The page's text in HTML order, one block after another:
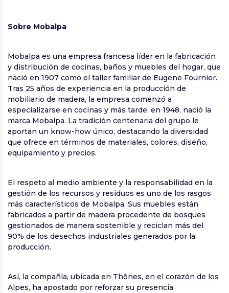
Sobre Mobalpa
Mobalpa es una empresa francesa líder en la fabricación
y distribución de cocinas, baños y muebles del hogar, que
nació en 1907 como el taller familiar de Eugene Fournier.
Tras 25 años de experiencia en la producción de
mobiliario de madera, la empresa comenzó a
especializarse en cocinas y más tarde, en 1948, nació la
marca Mobalpa. La tradición centenaria del grupo le
aportan un know-how único, destacando la diversidad
que ofrece en términos de materiales, colores, diseño,
equipamiento y precios.
El respeto al medio ambiente y la responsabilidad en la
gestión de los recursos y residuos es uno de los rasgos
más característicos de Mobalpa. Sus muebles están
fabricados a partir de madera procedente de bosques
gestionados de manera sostenible y reciclan más del
90% de los desechos industriales generados por la
producción.
Así, la compañía, ubicada en Thônes, en el corazón de los
Alpes, ha apostado por reforzar su presencia